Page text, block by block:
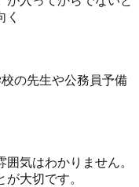
く
の先生や公務員予備
気はわかりません。
が大切です。